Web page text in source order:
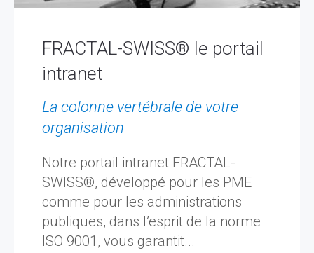
FRACTAL-SWISS® le portail
intranet
La colonne vertébrale de votre
organisation
Notre portail intranet FRACTAL-
SWISS®, développé pour les PME
comme pour les administrations
publiques, dans l’esprit de la norme
ISO 9001, vous garantit...